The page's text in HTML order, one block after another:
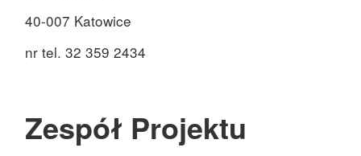
40-007 Katowice
nr tel. 32 359 2434
Zespół Projektu